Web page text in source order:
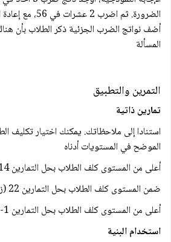
الضرورة. ثم اضرب
أضف نواتج الضرب الجزئية ذکر الطلاب بأن
المسألة
التمرين والتطبيق
تمارين ذاتية
استنادا إلى ملاحظاتك. يمكنك اختيار تكليف
الموضح في المستويات أدناه
أعلى من المستوى كلف الطلاب بحل التمارين 14 ,13 ,10 ,6-2
ضمن المستوى كلف الطلاب بحل التمارين 22 (زوجي). 13، 14 .
أعلى من المستوى كلف الطلاب بحل التمارين 1-5
استخدام البنية